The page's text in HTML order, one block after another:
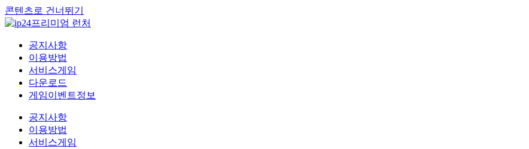
콘텐츠로 건너뛰기
공지사항
이용방법
서비스게임
다운로드
게임이벤트정보
공지사항
이용방법
서비스게임